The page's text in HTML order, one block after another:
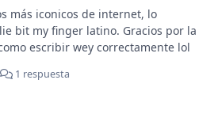
más iconicos de internet, lo
bit my finger latino. Gracios por la
escribir wey correctamente lol
1 respuesta